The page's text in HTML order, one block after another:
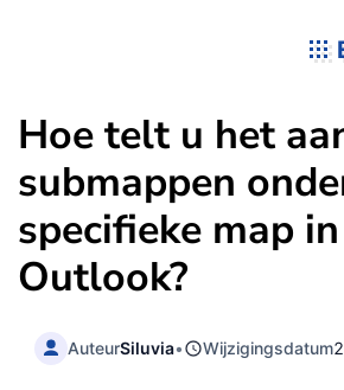
Hoe telt u het
submappen
specifieke map in
Outlook?
AuteurSiluvia• Wijzigingsdatum